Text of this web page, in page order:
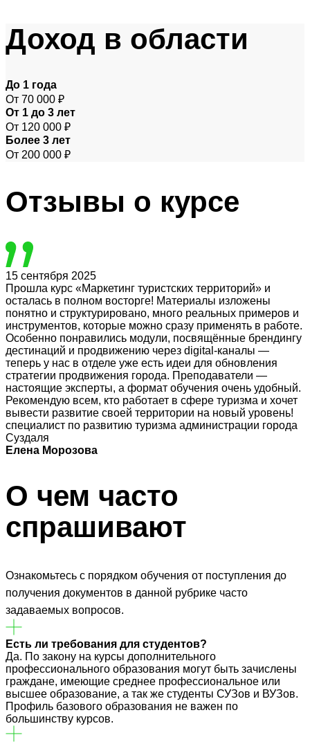
Доход в области
До 1 года
От 70 000 ₽
От 1 до 3 лет
От 120 000 ₽
Более 3 лет
От 200 000 ₽
Отзывы о курсе
15 сентября 2025
Прошла курс «Маркетинг туристских территорий» и
осталась в полном восторге! Материалы изложены
понятно и структурировано, много реальных примеров и
инструментов, которые можно сразу применять в работе.
Особенно понравились модули, посвящённые брендингу
дестинаций и продвижению через digital-каналы —
теперь у нас в отделе уже есть идеи для обновления
стратегии продвижения города. Преподаватели —
настоящие эксперты, а формат обучения очень удобный.
Рекомендую всем, кто работает в сфере туризма и хочет
вывести развитие своей территории на новый уровень!
специалист по развитию туризма администрации города
Суздаля
Елена Морозова
О чем часто
спрашивают
Ознакомьтесь с порядком обучения от поступления до
получения документов в данной рубрике часто
задаваемых вопросов.
Есть ли требования для студентов?
Да. По закону на курсы дополнительного
профессионального образования могут быть зачислены
граждане, имеющие среднее профессиональное или
высшее образование, а так же студенты СУЗов и ВУЗов.
Профиль базового образования не важен по
большинству курсов.